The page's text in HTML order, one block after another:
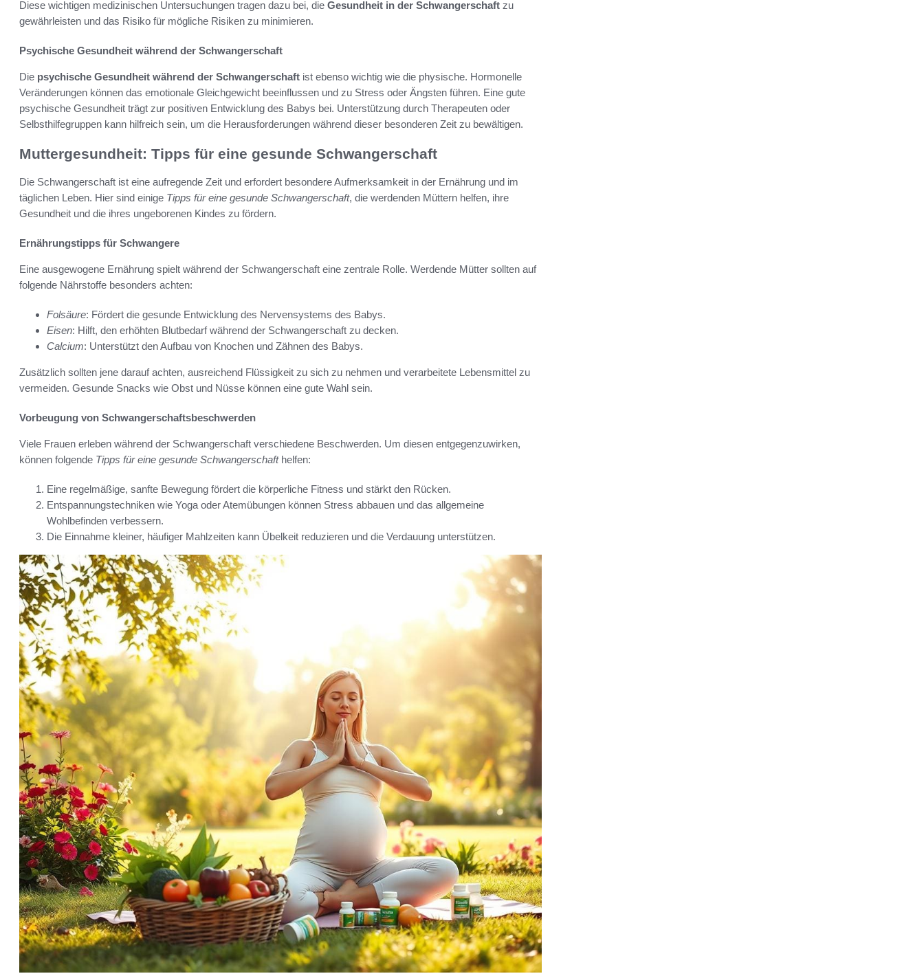
Diese wichtigen medizinischen Untersuchungen tragen dazu bei, die Gesundheit in der Schwangerschaft zu
gewährleisten und das Risiko für mögliche Risiken zu minimieren.
Psychische Gesundheit während der Schwangerschaft
Die psychische Gesundheit während der Schwangerschaft ist ebenso wichtig wie die physische. Hormonelle
Veränderungen können das emotionale Gleichgewicht beeinflussen und zu Stress oder Ängsten führen. Eine gute
psychische Gesundheit trägt zur positiven Entwicklung des Babys bei. Unterstützung durch Therapeuten oder
Selbsthilfegruppen kann hilfreich sein, um die Herausforderungen während dieser besonderen Zeit zu bewältigen.
Muttergesundheit: Tipps für eine gesunde Schwangerschaft
Die Schwangerschaft ist eine aufregende Zeit und erfordert besondere Aufmerksamkeit in der Ernährung und im
täglichen Leben. Hier sind einige Tipps für eine gesunde Schwangerschaft, die werdenden Müttern helfen, ihre
Gesundheit und die ihres ungeborenen Kindes zu fördern.
Ernährungstipps für Schwangere
Eine ausgewogene Ernährung spielt während der Schwangerschaft eine zentrale Rolle. Werdende Mütter sollten auf
folgende Nährstoffe besonders achten:
Folsäure: Fördert die gesunde Entwicklung des Nervensystems des Babys.
Eisen: Hilft, den erhöhten Blutbedarf während der Schwangerschaft zu decken.
Calcium: Unterstützt den Aufbau von Knochen und Zähnen des Babys.
Zusätzlich sollten jene darauf achten, ausreichend Flüssigkeit zu sich zu nehmen und verarbeitete Lebensmittel zu
vermeiden. Gesunde Snacks wie Obst und Nüsse können eine gute Wahl sein.
Vorbeugung von Schwangerschaftsbeschwerden
Viele Frauen erleben während der Schwangerschaft verschiedene Beschwerden. Um diesen entgegenzuwirken,
können folgende Tipps für eine gesunde Schwangerschafthelfen:
Eine regelmäßige, sanfte Bewegung fördert die körperliche Fitness und stärkt den Rücken.
Entspannungstechniken wie Yoga oder Atemübungen können Stress abbauen und das allgemeine
Wohlbefinden verbessern.
Die Einnahme kleiner, häufiger Mahlzeiten kann Übelkeit reduzieren und die Verdauung unterstützen.